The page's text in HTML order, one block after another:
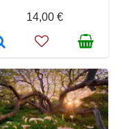
14,00 €